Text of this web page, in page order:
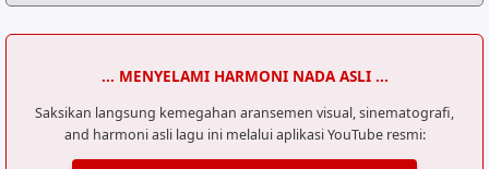
... MENYELAMI HARMONI NADA ASLI ...
Saksikan langsung kemegahan aransemen visual, sinematografi,
and harmoni asli lagu ini melalui aplikasi YouTube resmi: